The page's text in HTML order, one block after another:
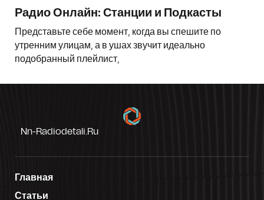
Радио Онлайн: Станции и Подкасты
Представьте себе момент, когда вы спешите по
утренним улицам, а в ушах звучит идеально
подобранный плейлист,
Nn-Radiodetali.ru
Главная
Статьи